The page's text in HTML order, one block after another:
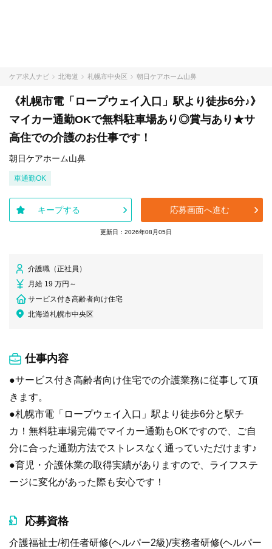
ケア求人ナビ 北海道 札幌市中央区 朝日ケアホーム山鼻
《札幌市電「ロープウェイ入口」駅より徒歩6分♪》
マイカー通勤OKで無料駐車場あり◎賞与あり★サ
高住での介護のお仕事です！
朝日ケアホーム山鼻
車通勤OK
キープする 応募画面へ進む
更新日：2026年08月05日
介護職（正社員）
月給 19 万円～
サービス付き高齢者向け住宅
北海道札幌市中央区
仕事内容
●サービス付き高齢者向け住宅での介護業務に従事して頂
きます。
●札幌市電「ロープウェイ入口」駅より徒歩6分と駅チ
カ！無料駐車場完備でマイカー通勤もOKですので、ご自
分に合った通勤方法でストレスなく通っていただけます♪
●育児・介護休業の取得実績がありますので、ライフステ
ージに変化があった際も安心です！
応募資格
介護福祉士/初任者研修(ヘルパー2級)/実務者研修(ヘルパー